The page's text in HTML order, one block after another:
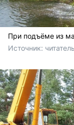
При подъёме из
Источник: